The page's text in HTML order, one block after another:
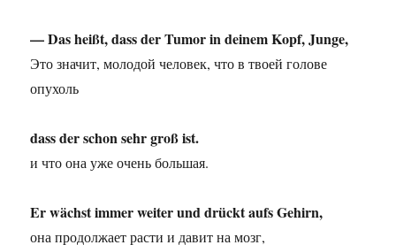
— Das heißt, dass der Tumor in deinem Kopf, Junge,
Это значит, молодой человек, что в твоей голове
опухоль
dass der schon sehr groß ist.
и что она уже очень большая.
Er wächst immer weiter und drückt aufs Gehirn,
она продолжает расти и давит на мозг,